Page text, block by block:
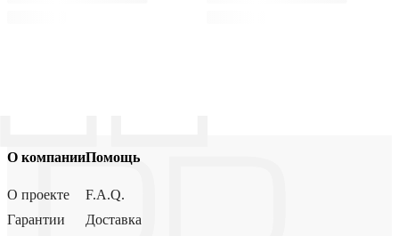
О компании
О проекте
Гарантии
Помощь
F.A.Q.
Доставка